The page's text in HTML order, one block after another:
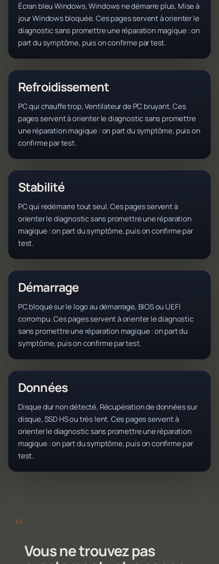
Écran bleu Windows, Windows ne démarre plus, Mise à
jour Windows bloquée. Ces pages servent à orienter le
diagnostic sans promettre une réparation magique : on
part du symptôme, puis on confirme par test.
Refroidissement
PC qui chauffe trop, Ventilateur de PC bruyant. Ces
pages servent à orienter le diagnostic sans promettre
une réparation magique : on part du symptôme, puis on
confirme par test.
Stabilité
PC qui redémarre tout seul. Ces pages servent à
orienter le diagnostic sans promettre une réparation
magique : on part du symptôme, puis on confirme par
test.
Démarrage
PC bloqué sur le logo au démarrage, BIOS ou UEFI
corrompu. Ces pages servent à orienter le diagnostic
sans promettre une réparation magique : on part du
symptôme, puis on confirme par test.
Données
Disque dur non détecté, Récupération de données sur
disque, SSD HS ou très lent. Ces pages servent à
orienter le diagnostic sans promettre une réparation
magique : on part du symptôme, puis on confirme par
test.
Vous ne trouvez pas